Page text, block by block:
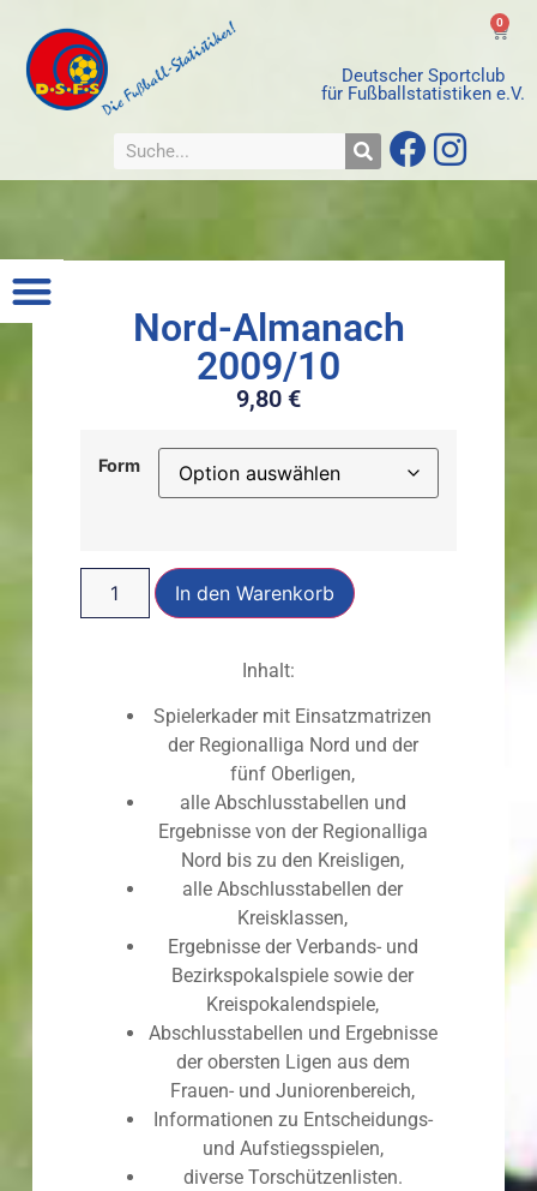
Deutscher Sportclub
für Fußballstatistiken e.V.
0
Nord-Almanach
2009/10
9,80 €
Form
In den Warenkorb
Inhalt:
Spielerkader mit Einsatzmatrizen
der Regionalliga Nord und der
fünf Oberligen,
alle Abschlusstabellen und
Ergebnisse von der Regionalliga
Nord bis zu den Kreisligen,
alle Abschlusstabellen der
Kreisklassen,
Ergebnisse der Verbands- und
Bezirkspokalspiele sowie der
Kreispokalendspiele,
Abschlusstabellen und Ergebnisse
der obersten Ligen aus dem
Frauen- und Juniorenbereich,
Informationen zu Entscheidungs-
und Aufstiegsspielen,
diverse Torschützenlisten.